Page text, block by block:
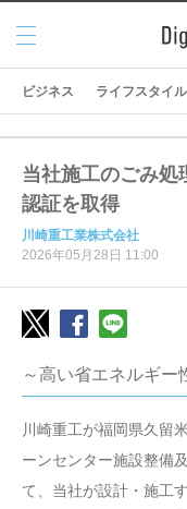
メニ
ュー
ビジネス ライフスタイル
当社施工のごみ処
認証を取得
川崎重工業株式会社
2026年05月28日 11:00
～高い省エネルギー
川崎重工が福岡県久留
ーンセンター施設整備
て、当社が設計・施工